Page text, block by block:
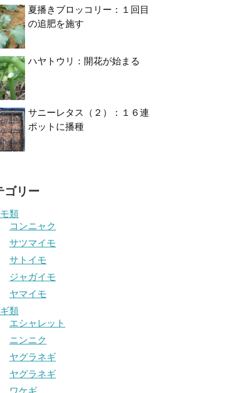
夏播きブロッコリー：１回目
の追肥を施す
ハヤトウリ：開花が始まる
サニーレタス（２）：１６連
ポットに播種
ゴリー
類
コンニャク
サツマイモ
サトイモ
ジャガイモ
ヤマイモ
類
エシャレット
ニンニク
ヤグラネギ
ヤグラネギ
ワケギ